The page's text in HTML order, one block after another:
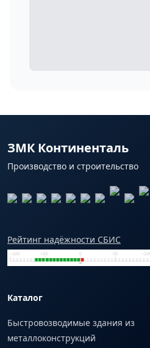
ЗМК Континенталь
Производство и строительство
Рейтинг надёжности СБИС
Каталог
Быстровозводимые здания из
металлоконструкций